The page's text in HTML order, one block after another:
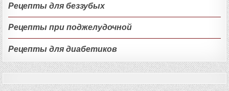
Рецепты для беззубых
Рецепты при поджелудочной
Рецепты для диабетиков